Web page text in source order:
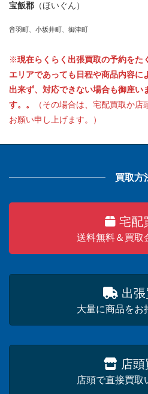
宝飯郡 （ほいぐん）
音羽町、小坂井町、御津町
※現在らくらく出張買取の予約をた
エリアであっても日程や商品内容に
出来ず、対応できない場合も御座い
す。。
（その場合は、宅配買取か
お願い申し上げます。）
買取方
宅配
送料無料＆買取
出張
大量に商品をお
店頭
店頭で直接買取